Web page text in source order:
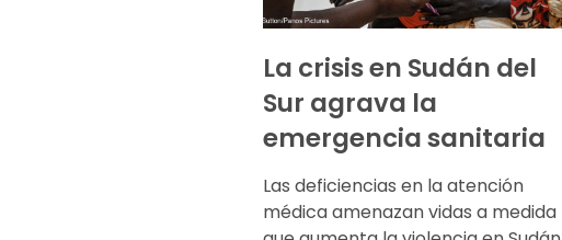
La crisis en Sudán del
Sur agrava la
emergencia sanitaria
Las deficiencias en la atención
médica amenazan vidas a medida